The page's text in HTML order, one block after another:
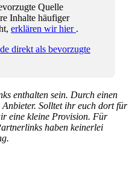
Quelle
Inhalte häufiger
erklären wir hier .
direkt als bevorzugte
enthalten sein. Durch einen
Solltet ihr euch dort für
eine kleine Provision. Für
haben keinerlei